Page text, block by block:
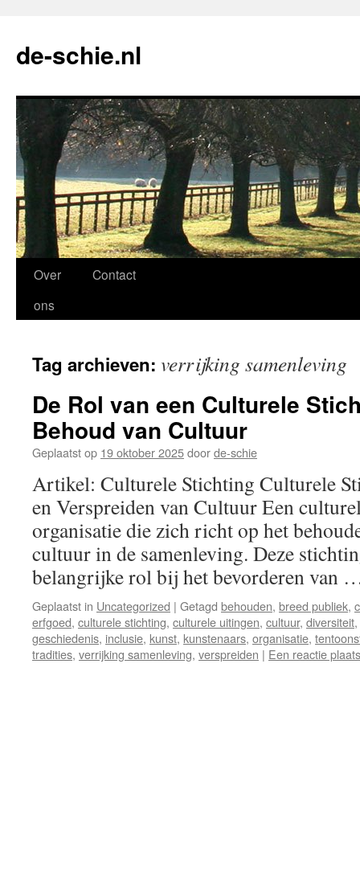
de-schie.nl
Spring
naar
inhoud
Over
ons
Contact
Tag archieven: verrijking samenleving
De Rol van een Culturele
Behoud van Cultuur
Geplaatst op 19 oktober 2025doorde-schie
Artikel: Culturele Stichting Culturele
en Verspreiden van Cultuur Een
organisatie die zich richt op het
cultuur in de samenleving. Deze
belangrijke rol bij het bevorderen van
Geplaatst in Uncategorized | Getagd behouden, breed publiek,
erfgoed, culturele stichting, culturele uitingen, cultuur, diversiteit,
geschiedenis, inclusie, kunst, kunstenaars, organisatie,
tradities, verrijking samenleving, verspreiden | Een reactie